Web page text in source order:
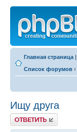
Главная страница |
Список форумов ‹
Ищу друга
Ответить